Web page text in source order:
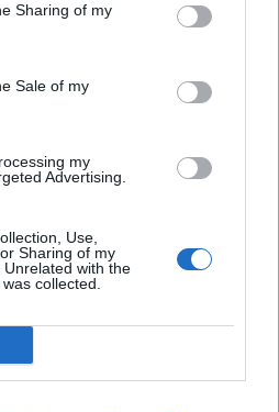
Sharing of my
Sale of my
my
Advertising.
Use,
Sharing of my
with the
collected.
Αρώνη από το
και «Φίλα το
έπαιζε σε
και τώρα έχει εθισμό